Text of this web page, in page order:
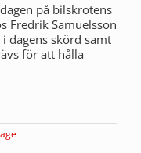
på bilskrotens
Fredrik Samuelsson
dagens skörd samt
för att hålla